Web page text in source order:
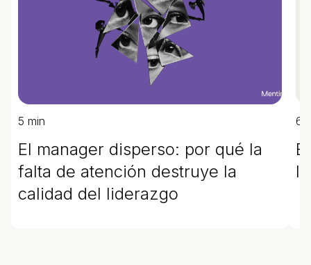
5 min
El manager disperso: por qué la
falta de atención destruye la
calidad del liderazgo
6